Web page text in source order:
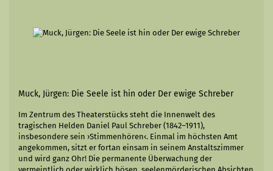
Muck, Jürgen: Die Seele ist hin oder Der ewige Schreber
Im Zentrum des Theaterstücks steht die Innenwelt des
tragischen Helden Daniel Paul Schreber (1842–1911),
insbesondere sein ›Stimmenhören‹. Einmal im höchsten Amt
angekommen, sitzt er fortan einsam in seinem Anstaltszimmer
und wird ganz Ohr! Die permanente Überwachung der